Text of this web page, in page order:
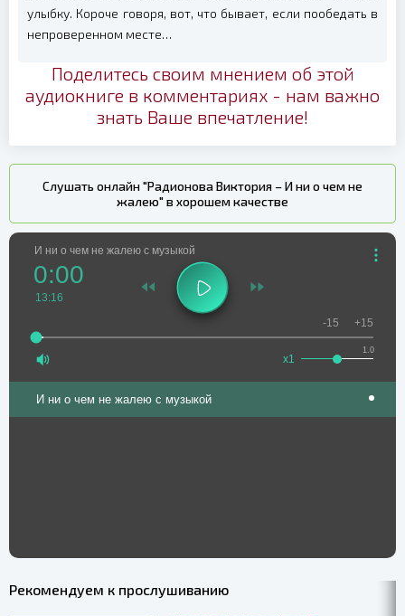
улыбку. Короче говоря, вот, что бывает, если пообедать в
непроверенном месте…
Поделитесь своим мнением об этой
аудиокниге в комментариях - нам важно
знать Ваше впечатление!
Слушать онлайн "Радионова Виктория – И ни о чем не
жалею" в хорошем качестве
И ни о чем не жалею с музыкой
0:00
13:16
1.0
x1
-15 +15
И ни о чем не жалею с музыкой
Рекомендуем к прослушиванию